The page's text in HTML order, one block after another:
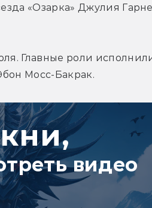
«Озарка» Джулия
Главные роли
Мосс-Бакрак.
видео